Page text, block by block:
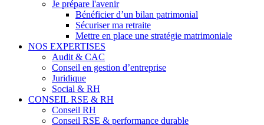
Je prépare l'avenir
Bénéficier d’un bilan patrimonial
Sécuriser ma retraite
Mettre en place une stratégie matrimoniale
NOS EXPERTISES
Audit & CAC
Conseil en gestion d’entreprise
Juridique
Social & RH
CONSEIL RSE & RH
Conseil RH
Conseil RSE & performance durable